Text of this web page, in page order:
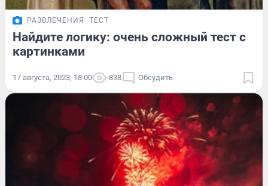
РАЗВЛЕЧЕНИЯ ТЕСТ
Найдите логику: очень сложный тест с
картинками
17 августа, 2023, 18:00 838 Обсудить